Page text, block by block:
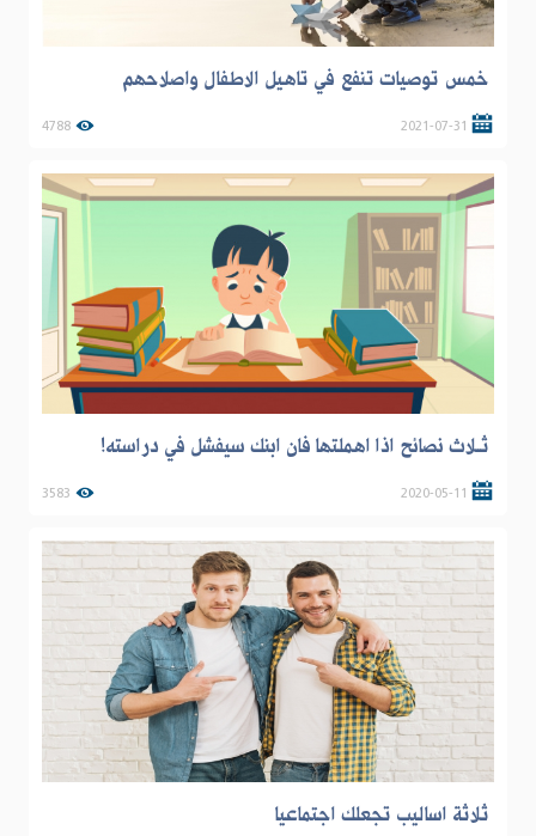
خمس توصيات تنفع في تاهيل الاطفال واصلاحهم
2021-07-31
4788
ثــلاث نصائح اذا اهملتها فان ابنك سيفشل في دراسته!
2020-05-11
3583
ثلاثة اساليب تجعلك اجتماعيا